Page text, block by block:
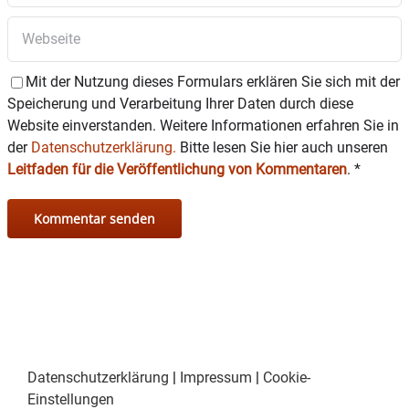
Karten gibt es an den Vorverkaufsstellen
Versandprofi Gartner und Tourist-Info in
Vorverkaufsstellen von Inn Salzach-Ticket.
Mit der Nutzung dieses Formulars erklären Sie sich mit der
Speicherung und Verarbeitung Ihrer Daten durch diese
Website einverstanden. Weitere Informationen erfahren Sie in
der Datenschutzerklärung. Bitte lesen Sie hier auch unseren
Leitfaden für die Veröffentlichung von Kommentaren. *
Datenschutzerklärung | Impressum | Cookie-
Einstellungen